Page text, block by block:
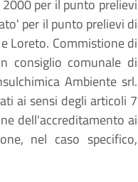
per il punto prelievi
per il punto prelievi di
Loreto. Commistione di
consiglio comunale di
Ambiente srl.
ai sensi degli articoli 7
dell'accreditamento ai
nel caso specifico,